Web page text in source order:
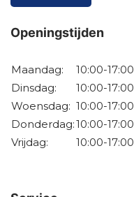
Openingstijden
Maandag:
10:00-17:00
Dinsdag:
10:00-17:00
Woensdag: 10:00-17:00
Donderdag:10:00-17:00
Vrijdag:
10:00-17:00